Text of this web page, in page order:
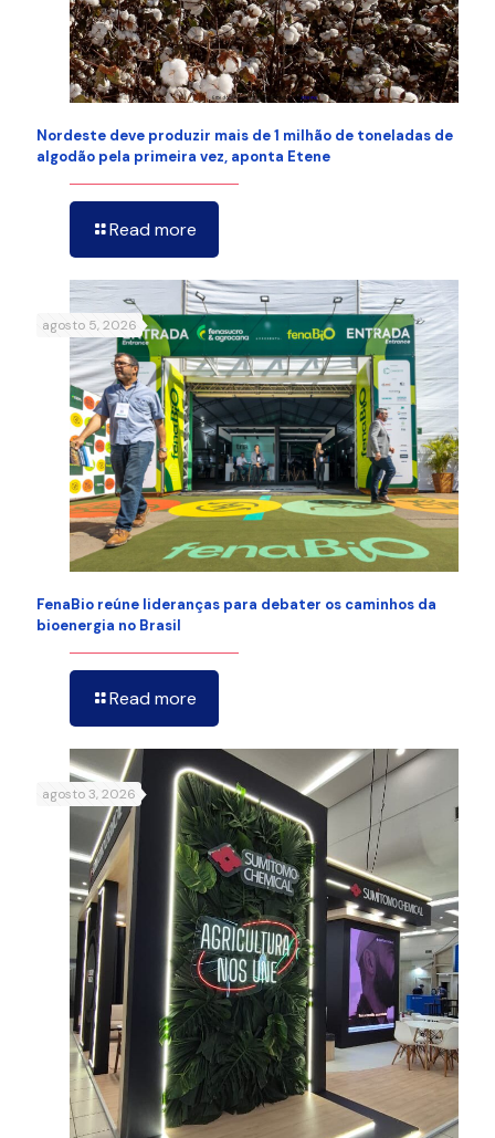
Nordeste deve produzir mais de 1 milhão de toneladas de
algodão pela primeira vez, aponta Etene
Read more
agosto 5, 2026
FenaBio reúne lideranças para debater os caminhos da
bioenergia no Brasil
Read more
agosto 3, 2026